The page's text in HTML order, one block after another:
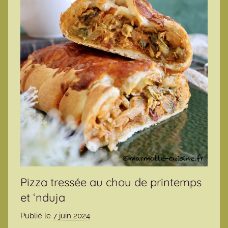
Pizza tressée au chou de printemps
et ‘nduja
Publié le 7 juin 2024